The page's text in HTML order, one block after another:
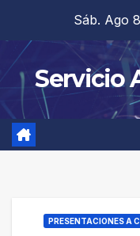
contenido
Sáb. Ago
Servicio
PRESENTACIONES A